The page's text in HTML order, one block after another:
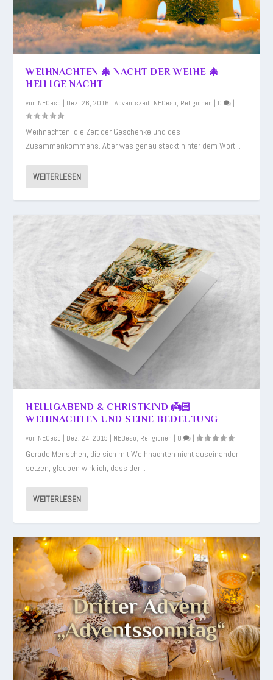
WEIHNACHTEN 🎄 NACHT DER WEIHE 🎄
HEILIGE NACHT
von NEOeso | Dez. 26, 2016 |Adventszeit, NEOeso, Religionen | 0 |
Weihnachten, die Zeit der Geschenke und des
Zusammenkommens. Aber was genau steckt hinter dem Wort...
WEITERLESEN
HEILIGABEND & CHRISTKIND 👼🏻
WEIHNACHTEN UND SEINE BEDEUTUNG
von NEOeso | Dez. 24, 2015 | NEOeso, Religionen | 0 |
Gerade Menschen, die sich mit Weihnachten nicht auseinander
setzen, glauben wirklich, dass der...
WEITERLESEN